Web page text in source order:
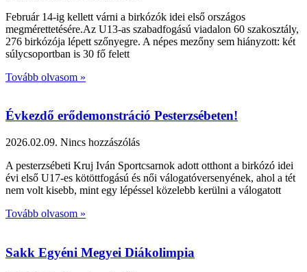
Február 14-ig kellett várni a birkózók idei első országos
megmérettetésére.Az U13-as szabadfogású viadalon 60 szakosztály,
276 birkózója lépett szőnyegre. A népes mezőny sem hiányzott: két
súlycsoportban is 30 fő felett
Tovább olvasom »
Évkezdő erődemonstráció Pesterzsébeten!
2026.02.09. Nincs hozzászólás
A pesterzsébeti Kruj Iván Sportcsarnok adott otthont a birkózó idei
évi első U17-es kötöttfogású és női válogatóversenyének, ahol a tét
nem volt kisebb, mint egy lépéssel közelebb kerülni a válogatott
Tovább olvasom »
Sakk Egyéni Megyei Diákolimpia